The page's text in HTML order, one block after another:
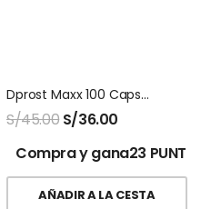
Dprost Maxx 100 Capsulas Naturalmaxx
S/45.00 S/36.00
Compra y gana23
AÑADIR A LA CESTA